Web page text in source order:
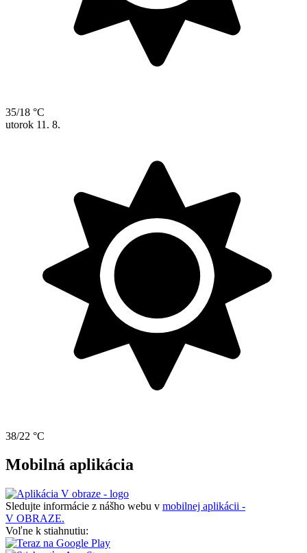
35/18 °C
utorok 11. 8.
38/22 °C
Mobilná aplikácia
Sledujte informácie z nášho webu v mobilnej aplikácii -
V OBRAZE.
Voľne k stiahnutiu: